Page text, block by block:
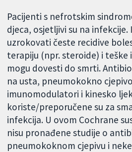
Pacijenti s nefrotskim
djeca, osjetljivi su na infekcije.
uzrokovati česte recidive
terapiju (npr. steroide) i teške
mogu dovesti do smrti.
na usta, pneumokokno
imunomodulatori i kinesko
koriste/preporučene su za
infekcija. U ovom Cochrane
nisu pronađene studije o
pneumokoknom cjepivu i